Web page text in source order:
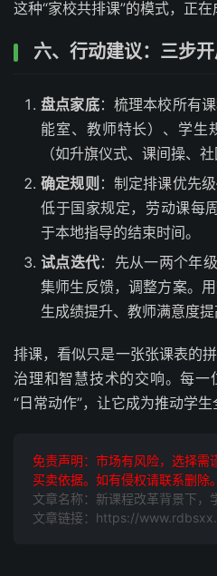
这种“家校共排课”的模式，正在
六、行动建议：三步
盘点家底：梳理本校所有
能室、教师特长）、学生
（如升旗仪式、课间操、社
确定规则 ：制定排课优先
低于国家规定，劳动课每
于本地指导的结束时间。
试点迭代：先从一两个年
集师生反馈，调整方案。
生成绩提升、教师满意度提
排课，看似只是一张张课表的
治理和智慧技术的交响。每
“日常动作”，让它成为推动学生
免责声明：市场有风险，选择需
买卖依据。如有侵权请联系删除。
文章名称：新课程改革背景下，
文章链接：https://